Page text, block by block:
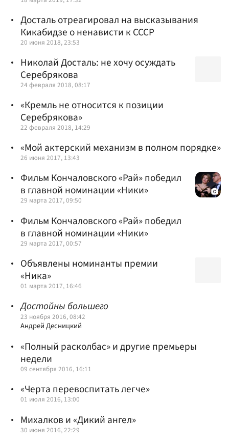
Досталь отреагировал на высказывания
Кикабидзе о ненависти к СССР
20 июня 2018, 23:53
Николай Досталь: не хочу осуждать
Серебрякова
24 февраля 2018, 08:17
«Кремль не относится к позиции
Серебрякова»
22 февраля 2018, 14:29
«Мой актерский механизм в полном порядке»
26 июня 2017, 13:43
Фильм Кончаловского «Рай» победил
в главной номинации «Ники»
29 марта 2017, 09:50
Фильм Кончаловского «Рай» победил
в главной номинации «Ники»
29 марта 2017, 00:57
Объявлены номинанты премии
«Ника»
01 марта 2017, 16:46
Достойны большего
23 ноября 2016, 08:42
Андрей Десницкий
«Полный расколбас» и другие премьеры
недели
09 сентября 2016, 16:11
«Черта перевоспитать легче»
01 июля 2016, 13:00
Михалков и «Дикий ангел»
30 июня 2016, 22:29